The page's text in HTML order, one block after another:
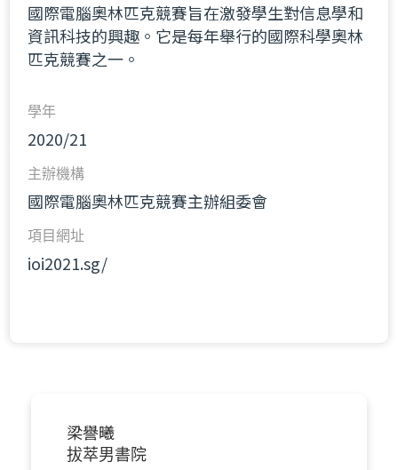
國際電腦奧林匹克競賽旨在激發學生對信息學和
資訊科技的興趣。它是每年舉行的國際科學奧林
匹克競賽之一。
學年
2020/21
主辦機構
國際電腦奧林匹克競賽主辦組委會
項目網址
ioi2021.sg/
梁譽曦
拔萃男書院